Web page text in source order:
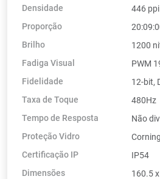
Densidade
446 ppi
Proporção
Brilho
1200
Fadiga Visual
PWM
Fidelidade
12-bit,
Taxa de Toque
480Hz
Tempo de Resposta
Não
Proteção Vidro
Certificação IP
IP54
Dimensões
160.5